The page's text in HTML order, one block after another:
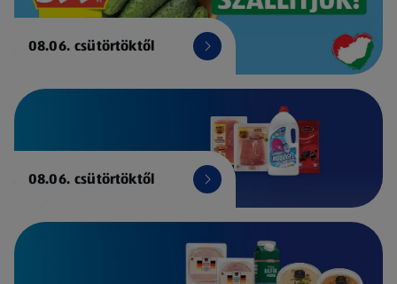
08.06. csütörtöktől
08.06. csütörtöktől